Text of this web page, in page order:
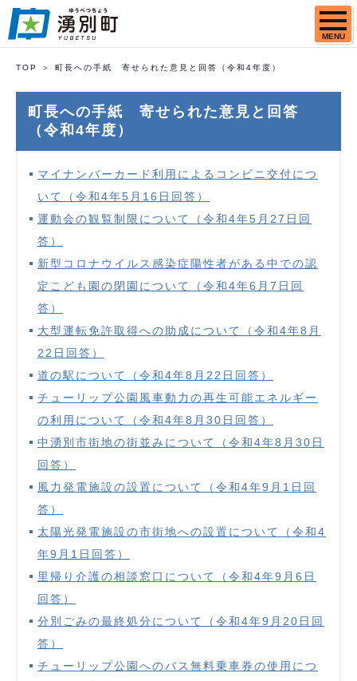
MENU
TOP 町長への手紙 寄せられた意見と回答（令和4年度）
町長への手紙 寄せられた意見と回答
（令和4年度）
マイナンバーカード利用によるコンビニ交付につ
いて（令和4年5月16日回答）
運動会の観覧制限について（令和4年5月27日回
答）
新型コロナウイルス感染症陽性者がある中での認
定こども園の閉園について（令和4年6月7日回
答）
大型運転免許取得への助成について（令和4年8月
22日回答）
道の駅について（令和4年8月22日回答）
チューリップ公園風車動力の再生可能エネルギー
の利用について（令和4年8月30日回答）
中湧別市街地の街並みについて（令和4年8月30日
回答）
風力発電施設の設置について（令和4年9月1日回
答）
太陽光発電施設の市街地への設置について（令和4
年9月1日回答）
里帰り介護の相談窓口について（令和4年9月6日
回答）
分別ごみの最終処分について（令和4年9月20日回
答）
チューリップ公園へのバス無料乗車券の使用につ